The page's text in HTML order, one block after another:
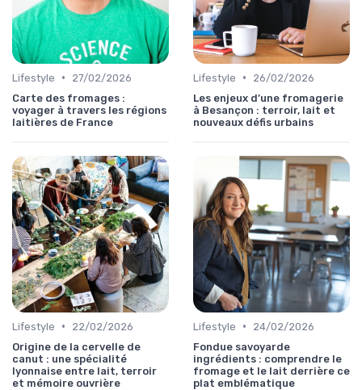
Lifestyle •
27/02/2026
Carte des fromages :
voyager à travers les régions
laitières de France
Lifestyle •
26/02/2026
Les enjeux d’une fromagerie
à Besançon : terroir, lait et
nouveaux défis urbains
Lifestyle •
22/02/2026
Origine de la cervelle de
canut : une spécialité
lyonnaise entre lait, terroir
et mémoire ouvrière
Lifestyle •
24/02/2026
Fondue savoyarde
ingrédients : comprendre le
fromage et le lait derrière ce
plat emblématique